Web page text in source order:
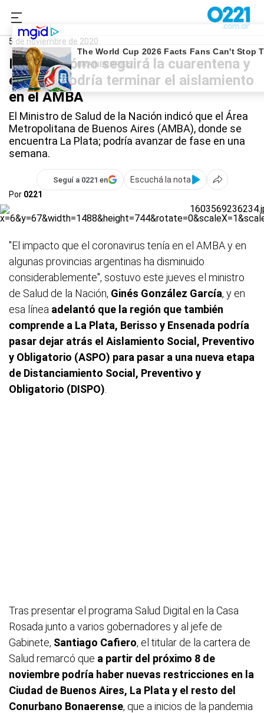
0221.com.ar
5 de noviembre de 2020
Definen cómo seguirá la cuarentena y
el lunes podría terminar el aislamiento
en el AMBA
El Ministro de Salud de la Nación indicó que el Área
Metropolitana de Buenos Aires (AMBA), donde se
encuentra La Plata; podría avanzar de fase en una
semana.
Seguí a 0221 en
Escuchá la nota
Por 0221
"El impacto que el coronavirus tenía en el AMBA y en
algunas provincias argentinas ha disminuido
considerablemente", sostuvo este jueves el ministro
de Salud de la Nación, Ginés González García, y en
esa línea adelantó que la región que también
comprende a La Plata, Berisso y Ensenada podría
pasar dejar atrás el Aislamiento Social, Preventivo
y Obligatorio (ASPO) para pasar a una nueva etapa
de Distanciamiento Social, Preventivo y
Obligatorio (DISPO)
Tras presentar el programa Salud Digital en la Casa
Rosada junto a varios gobernadores y al jefe de
Gabinete, Santiago Cafiero, el titular de la cartera de
Salud remarcó que a partir del próximo 8 de
noviembre podría haber nuevas restricciones en la
Ciudad de Buenos Aires, La Plata y el resto del
Conurbano Bonaerense, que a inicios de la pandemia